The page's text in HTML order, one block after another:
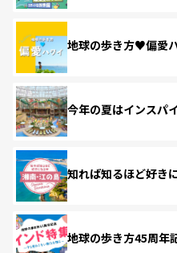
地球の歩き方♥偏愛
今年の夏はインスパ
知れば知るほど好き
地球の歩き方45周年